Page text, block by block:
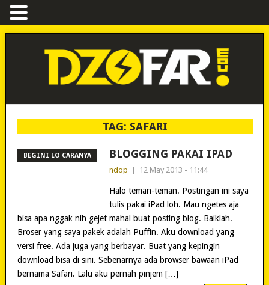
TAG: SAFARI
BEGINI LO CARANYA BLOGGING PAKAI IPAD
ndop 12 May 2013 - 11:44
Halo teman-teman. Postingan ini saya
tulis pakai iPad loh. Mau ngetes aja
bisa apa nggak nih gejet mahal buat posting blog. Baiklah.
Broser yang saya pakek adalah Puffin. Aku download yang
versi free. Ada juga yang berbayar. Buat yang kepingin
download bisa di sini. Sebenarnya ada browser bawaan iPad
bernama Safari. Lalu aku pernah pinjem […]